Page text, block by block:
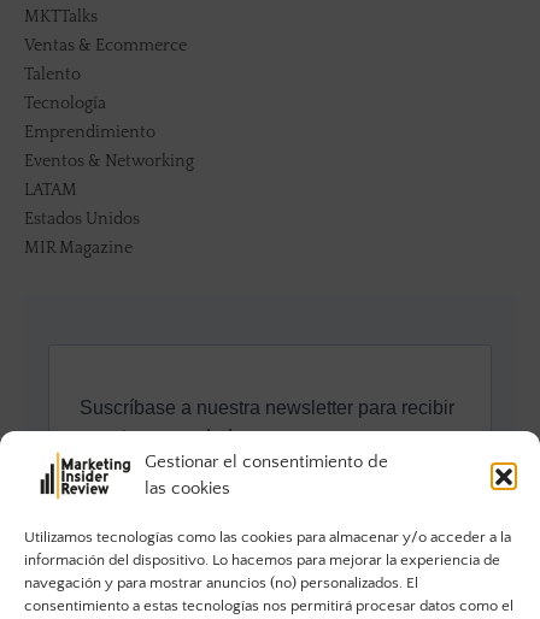
Gestionar el consentimiento de
las cookies
Utilizamos tecnologías como las cookies para almacenar y/o acceder a la
información del dispositivo. Lo hacemos para mejorar la experiencia de
navegación y para mostrar anuncios (no) personalizados. El
consentimiento a estas tecnologías nos permitirá procesar datos como el
MKTTalks
Ventas & Ecommerce
Talento
Tecnología
Emprendimiento
Eventos & Networking
LATAM
Estados Unidos
MIR Magazine